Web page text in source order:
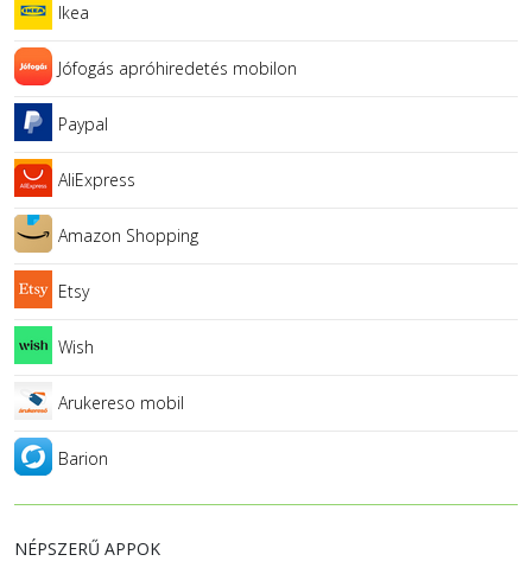
Ikea
Jófogás apróhiredetés mobilon
Paypal
AliExpress
Amazon Shopping
Etsy
Wish
Arukereso mobil
Barion
NÉPSZERŰ APPOK